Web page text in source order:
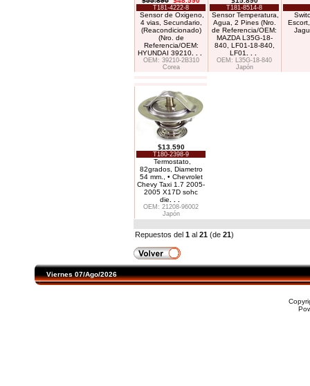
T181-4222-8
Sensor de Oxigeno,
4 vias, Secundario,
(Reacondicionado)
(Nro. de
Referencia/OEM:
HYUNDAI 39210
OEM: 39210-2B310
Corea
T181-8514-8
Sensor Temperatura,
Agua, 2 Pines (Nro.
de Referencia/OEM:
MAZDA L35G-18-
840, LF01-18-840,
LF01
OEM: L35G-18-840
Japón
$13.590
T180-2398-9
Termostato,
82grados, Diametro
54 mm., • Chevrolet
Chevy Taxi 1.7 2005-
2005 X17D sohc
die
OEM: 21208-96002
Japón
Repuestos del 1 al 21 (de 21)
Viernes 07/Ago/2026